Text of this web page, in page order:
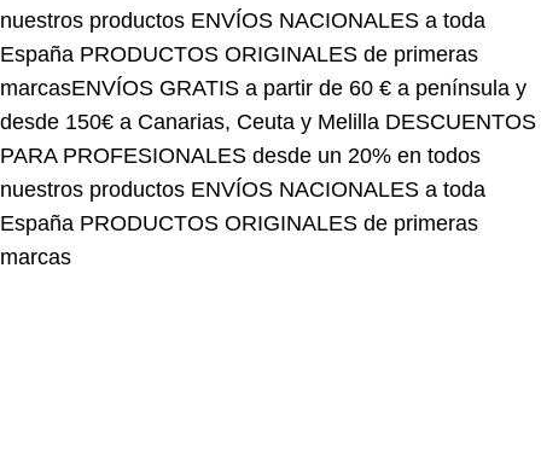
EspañaPRODUCTOS ORIGINALES de primeras
marcasENVÍOS GRATIS a partir de 60 € a península y
desde 150€ a Canarias, Ceuta y Melilla DESCUENTOS
PARA PROFESIONALES desde un 20% en todos
nuestros productosENVÍOS NACIONALES a toda
EspañaPRODUCTOS ORIGINALES de primeras
marcas